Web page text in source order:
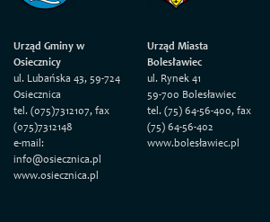
Urząd Gminy w
Osiecznicy
ul. Lubańska 43, 59-724
Osiecznica
tel. (075)7312107, fax
(075)7312148
e-mail:
info@osiecznica.pl
www.osiecznica.pl
Urząd Miasta
Bolesławiec
ul. Rynek 41
59-700 Bolesławiec
tel. (75) 64-56-400, fax
(75) 64-56-402
www.bolesławiec.pl